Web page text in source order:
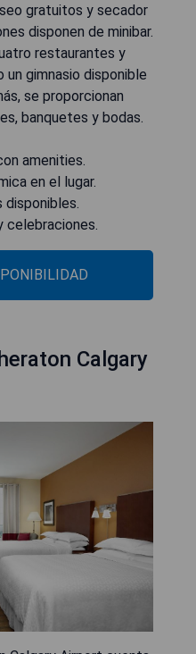
gratuitos y secador
disponen de minibar.
restaurantes y
un gimnasio disponible
se proporcionan
banquetes y bodas.
amenities.
en el lugar.
celebraciones.
Calgary